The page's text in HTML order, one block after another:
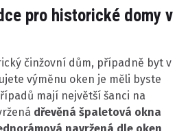
pro historické domy v
činžovní dům, případně byt v
výměnu oken je měli byste
mají největší šanci na
dřevěná špaletová okna